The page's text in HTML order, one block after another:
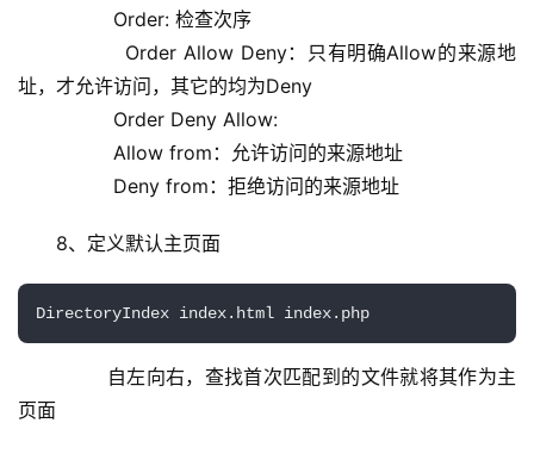
Order: 检查次序
Order Allow Deny：只有明确Allow的来源地
址，才允许访问，其它的均为Deny
Order Deny Allow:
Allow from：允许访问的来源地址
Deny from：拒绝访问的来源地址
8、定义默认主页面
DirectoryIndex index.html index.php
自左向右，查找首次匹配到的文件就将其作为主
页面